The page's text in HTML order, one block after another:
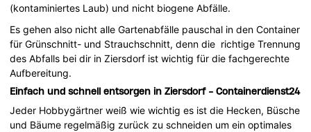
(kontaminiertes Laub) und nicht biogene Abfälle.
Es gehen also nicht alle Gartenabfälle pauschal in den Container
für Grünschnitt- und Strauchschnitt, denn die richtige Trennung
des Abfalls bei dir in Ziersdorf ist wichtig für die fachgerechte
Aufbereitung.
Einfach und schnell entsorgen in Ziersdorf - Containerdienst24
Jeder Hobbygärtner weiß wie wichtig es ist die Hecken, Büsche
und Bäume regelmäßig zurück zu schneiden um ein optimales